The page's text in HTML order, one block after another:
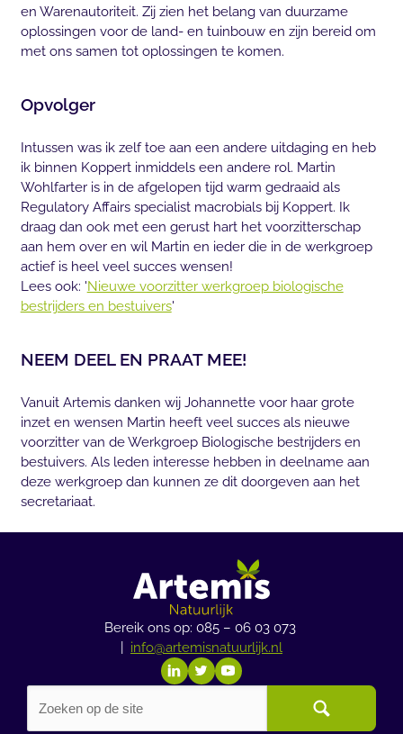
en Warenautoriteit. Zij zien het belang van duurzame
oplossingen voor de land- en tuinbouw en zijn bereid om
met ons samen tot oplossingen te komen.
Opvolger
Intussen was ik zelf toe aan een andere uitdaging en heb
ik binnen Koppert inmiddels een andere rol. Martin
Wohlfarter is in de afgelopen tijd warm gedraaid als
Regulatory Affairs specialist macrobials bij Koppert. Ik
draag dan ook met een gerust hart het voorzitterschap
aan hem over en wil Martin en ieder die in de werkgroep
actief is heel veel succes wensen!
Lees ook: 'Nieuwe voorzitter werkgroep biologische
bestrijders en bestuivers'
NEEM DEEL EN PRAAT MEE!
Vanuit Artemis danken wij Johannette voor haar grote
inzet en wensen Martin heeft veel succes als nieuwe
voorzitter van de Werkgroep Biologische bestrijders en
bestuivers. Als leden interesse hebben in deelname aan
deze werkgroep dan kunnen ze dit doorgeven aan het
secretariaat.
Bereik ons op: 085 – 06 03 073
info@artemisnatuurlijk.nl